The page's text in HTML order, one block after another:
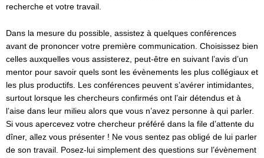
recherche et votre travail.
Dans la mesure du possible, assistez à quelques conférences
avant de prononcer votre première communication. Choisissez bien
celles auxquelles vous assisterez, peut-être en suivant l’avis d’un
mentor pour savoir quels sont les évènements les plus collégiaux et
les plus productifs. Les conférences peuvent s’avérer intimidantes,
surtout lorsque les chercheurs confirmés ont l’air détendus et à
l’aise dans leur milieu alors que vous n’avez personne à qui parler.
Si vous apercevez votre chercheur préféré dans la file d’attente du
dîner, allez vous présenter ! Ne vous sentez pas obligé de lui parler
de son travail. Posez-lui simplement des questions sur l’évènement